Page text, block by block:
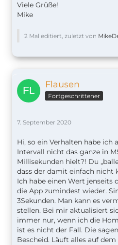
Viele Grüße!
Mike
2 Mal editiert, zuletzt von
Flausen
Fortgeschrittener
7. September 2020
Hi, so ein Verhalten habe ich
Intervall nicht das ganze in
Millisekunden hielt?! Du
dass der damit einfach nicht
Ich habe einen Wert jenseits
die App zumindest wieder.
3Sekunden. Man kann es
stellen. Bei mir aktualisiert
immer nur, wenn ich die
ist es nicht der Fall. Die
Bescheid. Läuft alles auf dem